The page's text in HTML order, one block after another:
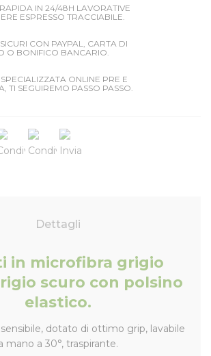
IN 24/48H LAVORATIVE
ESPRESSO TRACCIABILE.
CON PAYPAL, CARTA DI
O BONIFICO BANCARIO.
ONLINE PRE E
TI SEGUIREMO PASSO PASSO.
Dettagli
in microfibra grigio
scuro con polsino
elastico.
dotato di ottimo grip, lavabile
mano a 30°, traspirante.